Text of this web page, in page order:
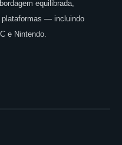
equilibrada,
plataformas — incluindo
e Nintendo.